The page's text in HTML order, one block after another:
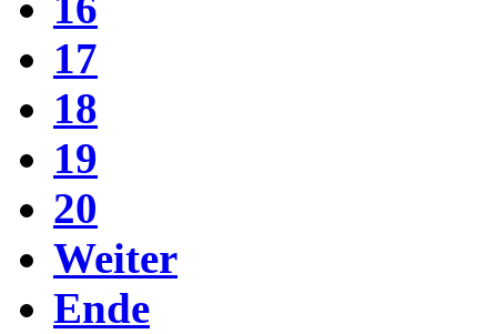
17
18
19
20
Weiter
Ende